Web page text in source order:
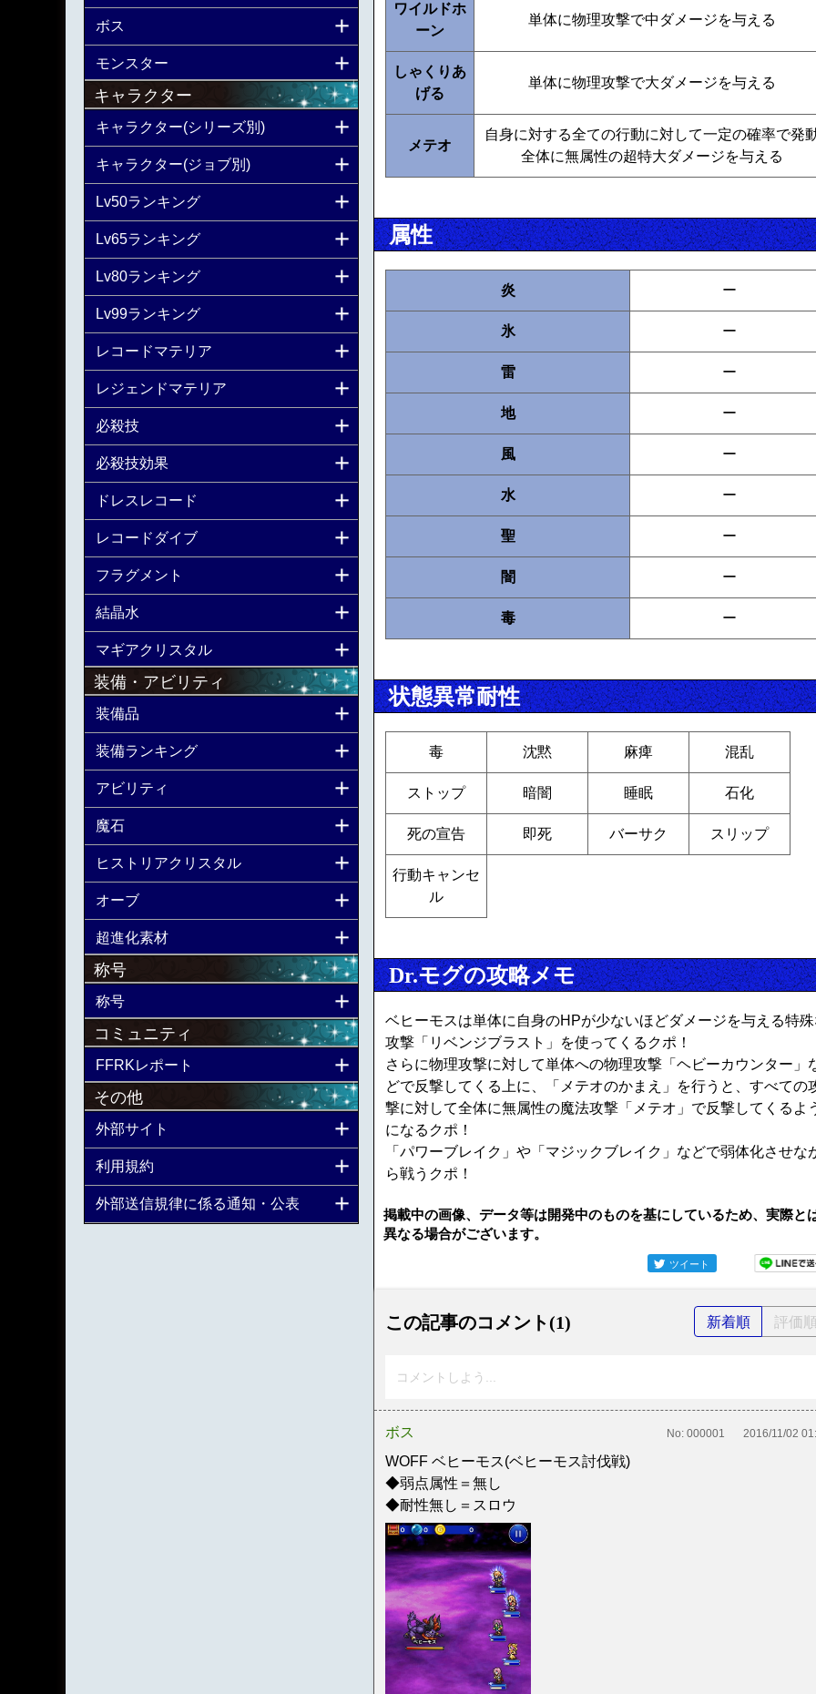
ワイルドホ
ーン
単体に物理攻撃で中ダメージを与える
しゃくりあ
げる
単体に物理攻撃で大ダメージを与える
メテオ
自身に対する全ての行動に対して一定の確率で発
全体に無属性の超特大ダメージを与える
属性
炎 ー
氷 ー
雷 ー
地 ー
風 ー
水 ー
聖 ー
闇 ー
毒 ー
状態異常耐性
毒 沈黙 麻痺 混乱
ストップ 暗闇 睡眠 石化
死の宣告 即死 バーサク スリップ
行動キャンセ
ル
Dr.モグの攻略メモ
ベヒーモスは単体に自身のHPが少ないほどダメージを与える特
攻撃「リベンジブラスト」を使ってくるクポ！
さらに物理攻撃に対して単体への物理攻撃「ヘビーカウンター」
どで反撃してくる上に、「メテオのかまえ」を行うと、すべての
撃に対して全体に無属性の魔法攻撃「メテオ」で反撃してくるよ
になるクポ！
「パワーブレイク」や「マジックブレイク」などで弱体化させな
ら戦うクポ！
掲載中の画像、データ等は開発中のものを基にしているため、実際と
異なる場合がございます。
ツイート
この記事のコメント(1) 新着順 評価
コメントしよう...
ボス No: 000001 2016/11/02
WOFF ベヒーモス(ベヒーモス討伐戦)
◆弱点属性＝無し
◆耐性無し＝スロウ
ボス
モンスター
キャラクター
キャラクター(シリーズ別)
キャラクター(ジョブ別)
Lv50ランキング
Lv65ランキング
Lv80ランキング
Lv99ランキング
レコードマテリア
レジェンドマテリア
必殺技
必殺技効果
ドレスレコード
レコードダイブ
フラグメント
結晶水
マギアクリスタル
装備・アビリティ
装備品
装備ランキング
アビリティ
魔石
ヒストリアクリスタル
オーブ
超進化素材
称号
称号
コミュニティ
FFRKレポート
その他
外部サイト
利用規約
外部送信規律に係る通知・公表